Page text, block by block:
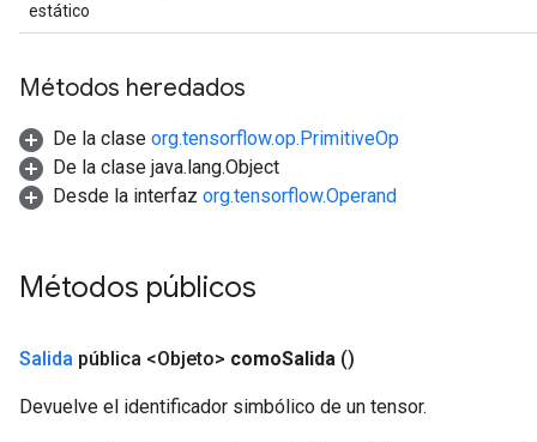
estático
Métodos heredados
De la clase org.tensorflow.op.PrimitiveOp
De la clase java.lang.Object
Desde la interfaz org.tensorflow.Operand
Métodos públicos
Salida pública <Objeto> comoSalida ()
Devuelve el identificador simbólico de un tensor.